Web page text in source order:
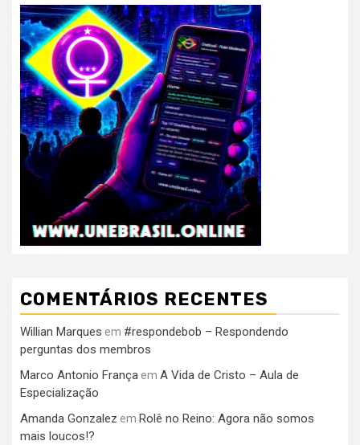
COMENTÁRIOS RECENTES
Willian Marques em #respondebob – Respondendo
perguntas dos membros
Marco Antonio França em A Vida de Cristo – Aula de
Especialização
Amanda Gonzalez em Rolê no Reino: Agora não somos
mais loucos!?